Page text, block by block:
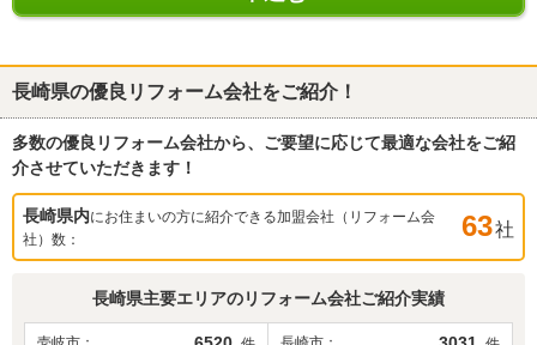
長崎県の優良リフォーム会社をご紹介！
多数の優良リフォーム会社から、ご要望に応じて最適な会社をご紹
介させていただきます！
長崎県内にお住まいの方に紹介できる加盟会社（リフォーム会
社）数：
63社
長崎県主要エリアのリフォーム会社ご紹介実績